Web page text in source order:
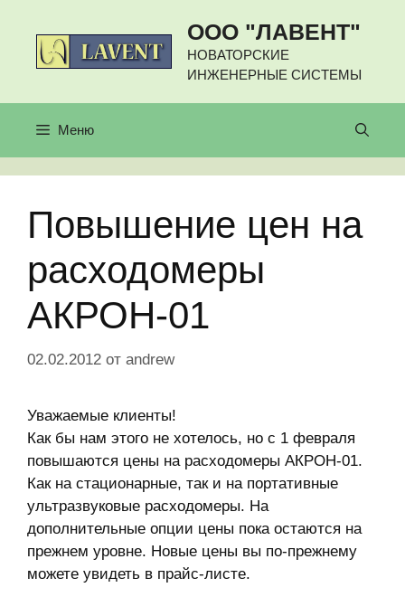
содержимому
ООО "ЛАВЕНТ"
НОВАТОРСКИЕ
ИНЖЕНЕРНЫЕ СИСТЕМЫ
Меню
Повышение цен на
расходомеры
АКРОН-01
02.02.2012 от andrew
Уважаемые клиенты!
Как бы нам этого не хотелось, но с 1 февраля
повышаются цены на расходомеры АКРОН-01.
Как на стационарные, так и на портативные
ультразвуковые расходомеры. На
дополнительные опции цены пока остаются на
прежнем уровне. Новые цены вы по-прежнему
можете увидеть в прайс-листе.